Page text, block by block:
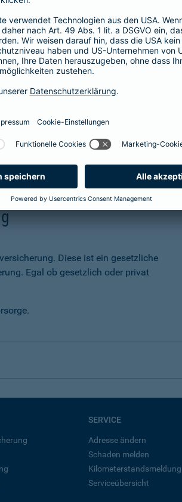
Hilfe
Unterstützung
mehr Infos
Diese ist ein gesetzliche
Egal ob gesetzlich oder privat
SERVICE
Adresse ändern
Schaden melden
Kilometerstandsmeldung
Serviceübersicht